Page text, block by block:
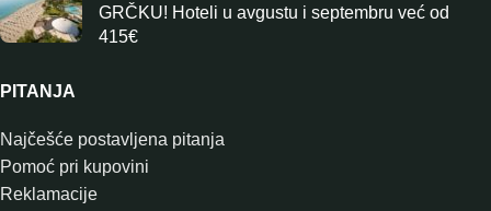
GRČKU! Hoteli u avgustu i septembru već od
415€
PITANJA
Najčešće postavljena pitanja
Pomoć pri kupovini
Reklamacije